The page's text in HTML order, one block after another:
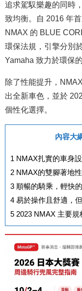
追求駕馭樂趣的同時
致均衡。自 2016 年
NMAX 的 BLUE
環保法規，引擎分別
Yamaha 致力於環保的
除了性能提升，
出全新車色，並於
個性化選擇。
內容大
1 NMAX扎實的車身
2 NMAX的雙腳著地性
3 順暢的騎乘，輕快
4 易於操作且舒適，
5 2023 NMAX 主要規